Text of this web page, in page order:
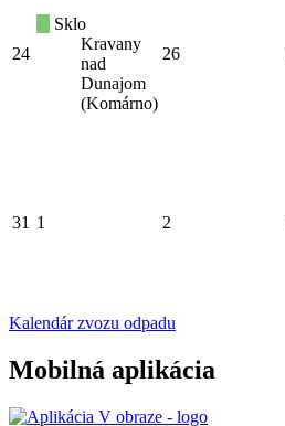
24
Sklo
Kravany
nad
Dunajom
(Komárno)
26
31 1 2
Kalendár zvozu odpadu
Mobilná aplikácia